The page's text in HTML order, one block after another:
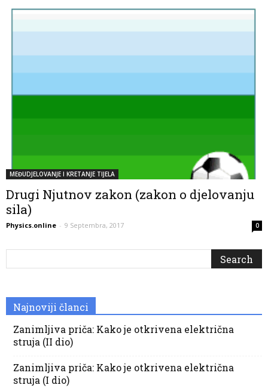
MEĐUDJELOVANJE I KRETANJE TIJELA
Drugi Njutnov zakon (zakon o djelovanju
sila)
Physics.online - 9 Septembra, 2017 0
Najnoviji članci
Zanimljiva priča: Kako je otkrivena električna
struja (II dio)
Zanimljiva priča: Kako je otkrivena električna
struja (I dio)